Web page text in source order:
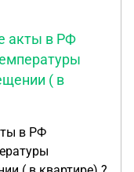
акты в РФ
( в
в РФ